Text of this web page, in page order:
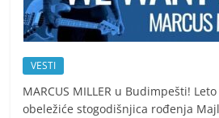
VESTI
MARCUS MILLER u Budimpešti!
obeležiće stogodišnjica rođenja